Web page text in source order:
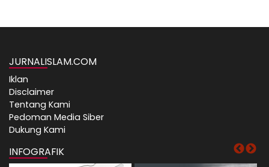
JURNALISLAM.COM
Iklan
Disclaimer
Tentang Kami
Pedoman Media Siber
Dukung Kami
INFOGRAFIK